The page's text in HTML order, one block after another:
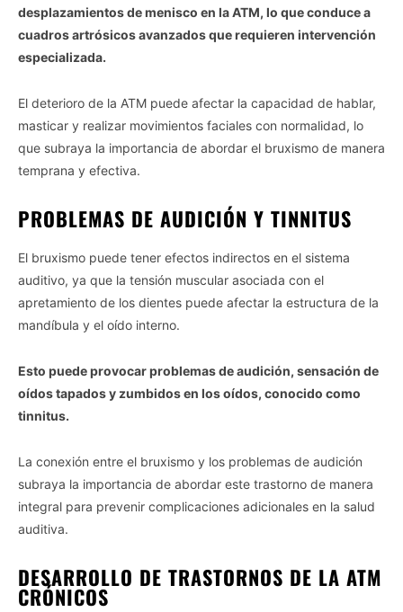
desplazamientos de menisco en la ATM, lo que conduce a
cuadros artrósicos avanzados que requieren intervención
especializada.
El deterioro de la ATM puede afectar la capacidad de hablar,
masticar y realizar movimientos faciales con normalidad, lo
que subraya la importancia de abordar el bruxismo de manera
temprana y efectiva.
PROBLEMAS DE AUDICIÓN Y TINNITUS
El bruxismo puede tener efectos indirectos en el sistema
auditivo, ya que la tensión muscular asociada con el
apretamiento de los dientes puede afectar la estructura de la
mandíbula y el oído interno.
Esto puede provocar problemas de audición, sensación de
oídos tapados y zumbidos en los oídos, conocido como
tinnitus.
La conexión entre el bruxismo y los problemas de audición
subraya la importancia de abordar este trastorno de manera
integral para prevenir complicaciones adicionales en la salud
auditiva.
DESARROLLO DE TRASTORNOS DE LA ATM
CRÓNICOS